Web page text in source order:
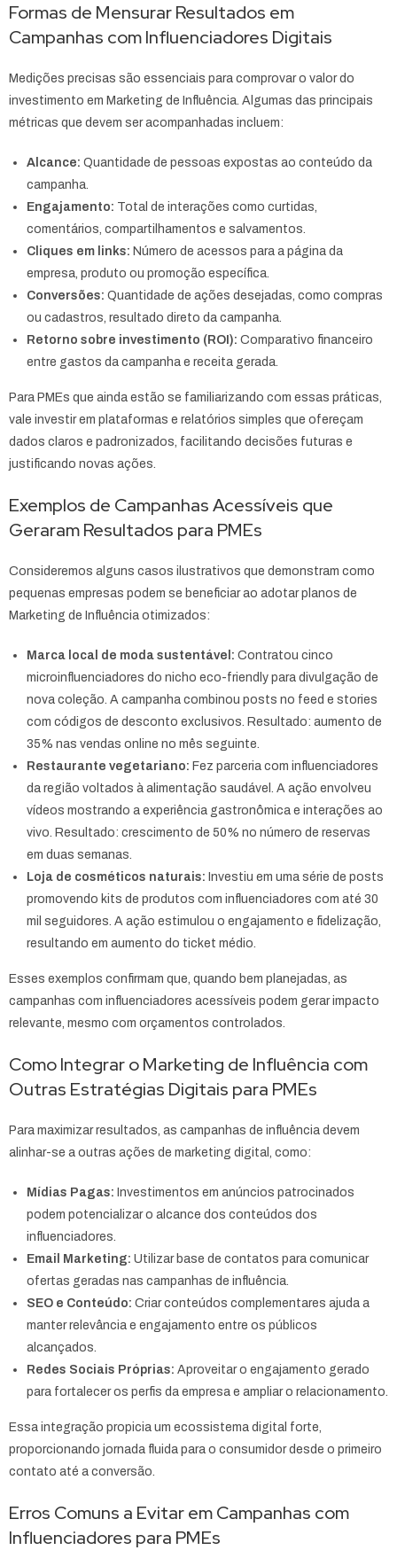
Formas de Mensurar Resultados em
Campanhas com Influenciadores Digitais
Medições precisas são essenciais para comprovar o valor do
investimento em Marketing de Influência. Algumas das principais
métricas que devem ser acompanhadas incluem:
Alcance: Quantidade de pessoas expostas ao conteúdo da
campanha.
Engajamento: Total de interações como curtidas,
comentários, compartilhamentos e salvamentos.
Cliques em links: Número de acessos para a página da
empresa, produto ou promoção específica.
Conversões: Quantidade de ações desejadas, como compras
ou cadastros, resultado direto da campanha.
Retorno sobre investimento (ROI): Comparativo financeiro
entre gastos da campanha e receita gerada.
Para PMEs que ainda estão se familiarizando com essas práticas,
vale investir em plataformas e relatórios simples que ofereçam
dados claros e padronizados, facilitando decisões futuras e
justificando novas ações.
Exemplos de Campanhas Acessíveis que
Geraram Resultados para PMEs
Consideremos alguns casos ilustrativos que demonstram como
pequenas empresas podem se beneficiar ao adotar planos de
Marketing de Influência otimizados:
Marca local de moda sustentável: Contratou cinco
microinfluenciadores do nicho eco-friendly para divulgação de
nova coleção. A campanha combinou posts no feed e stories
com códigos de desconto exclusivos. Resultado: aumento de
35% nas vendas online no mês seguinte.
Restaurante vegetariano: Fez parceria com influenciadores
da região voltados à alimentação saudável. A ação envolveu
vídeos mostrando a experiência gastronômica e interações ao
vivo. Resultado: crescimento de 50% no número de reservas
em duas semanas.
Loja de cosméticos naturais: Investiu em uma série de posts
promovendo kits de produtos com influenciadores com até 30
mil seguidores. A ação estimulou o engajamento e fidelização,
resultando em aumento do ticket médio.
Esses exemplos confirmam que, quando bem planejadas, as
campanhas com influenciadores acessíveis podem gerar impacto
relevante, mesmo com orçamentos controlados.
Como Integrar o Marketing de Influência com
Outras Estratégias Digitais para PMEs
Para maximizar resultados, as campanhas de influência devem
alinhar-se a outras ações de marketing digital, como:
Mídias Pagas: Investimentos em anúncios patrocinados
podem potencializar o alcance dos conteúdos dos
influenciadores.
Email Marketing: Utilizar base de contatos para comunicar
ofertas geradas nas campanhas de influência.
SEO e Conteúdo: Criar conteúdos complementares ajuda a
manter relevância e engajamento entre os públicos
alcançados.
Redes Sociais Próprias: Aproveitar o engajamento gerado
para fortalecer os perfis da empresa e ampliar o relacionamento.
Essa integração propicia um ecossistema digital forte,
proporcionando jornada fluida para o consumidor desde o primeiro
contato até a conversão.
Erros Comuns a Evitar em Campanhas com
Influenciadores para PMEs